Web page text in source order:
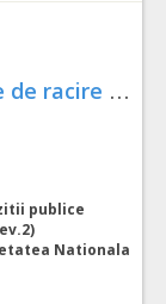
L
ucrari de demolare la turnurile de racire de la SC Band, SC Taga, SC Fantanele
publice
Nationala